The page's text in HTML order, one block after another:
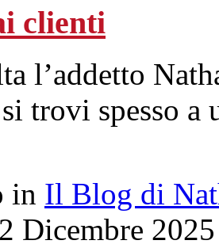
clienti
l’addetto
trovi spesso a
in Il Blog di
Dicembre